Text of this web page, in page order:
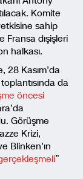
Komite
sahip
Fransa dışişleri
halkası.
28 Kasım’da
da
öncesi
Görüşme
Krizi,
Blinken’ın
”